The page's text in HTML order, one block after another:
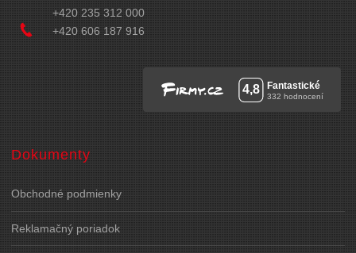
+420 235 312 000
+420 606 187 916
Dokumenty
Obchodné podmienky
Reklamačný poriadok